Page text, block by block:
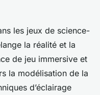
les jeux de science-
la réalité et la
de jeu immersive et
la modélisation de la
d’éclairage